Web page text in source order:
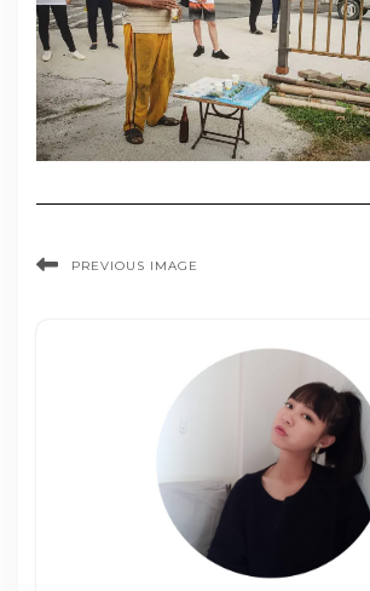
PREVIOUS IMAGE